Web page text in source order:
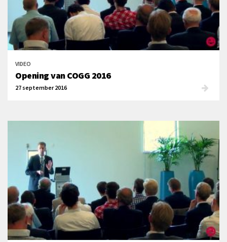
VIDEO
Opening van COGG 2016
27 september 2016